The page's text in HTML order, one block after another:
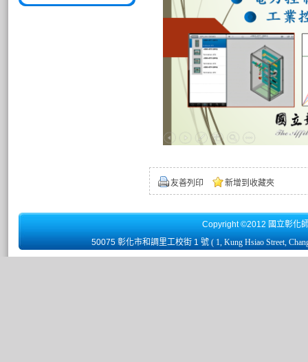
友善列印 新增到收藏夾
Copyright ©2012 國立彰化
50075 彰化市和調里工校街 1 號 ( 1, Kung Hsiao Street,